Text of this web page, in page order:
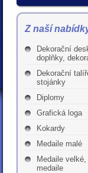
Z naší
Dekorační
doplňky,
Dekorační
stojánky
Diplomy
Grafická loga
Kokardy
Medaile malé
Medaile
medaile